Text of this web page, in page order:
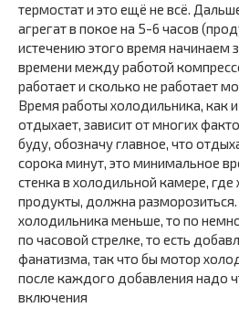
термостат и это ещё не всё.
агрегат в покое на 5-6 часов
истечению этого время начинаем
времени между работой
работает и сколько не работает
Время работы холодильника, как
отдыхает, зависит от многих
буду, обозначу главное, что
сорока минут, это минимальное
стенка в холодильной камере, где
продукты, должна
холодильника меньше, то по
по часовой стрелке, то есть
фанатизма, так что бы мотор
после каждого добавления надо
включения